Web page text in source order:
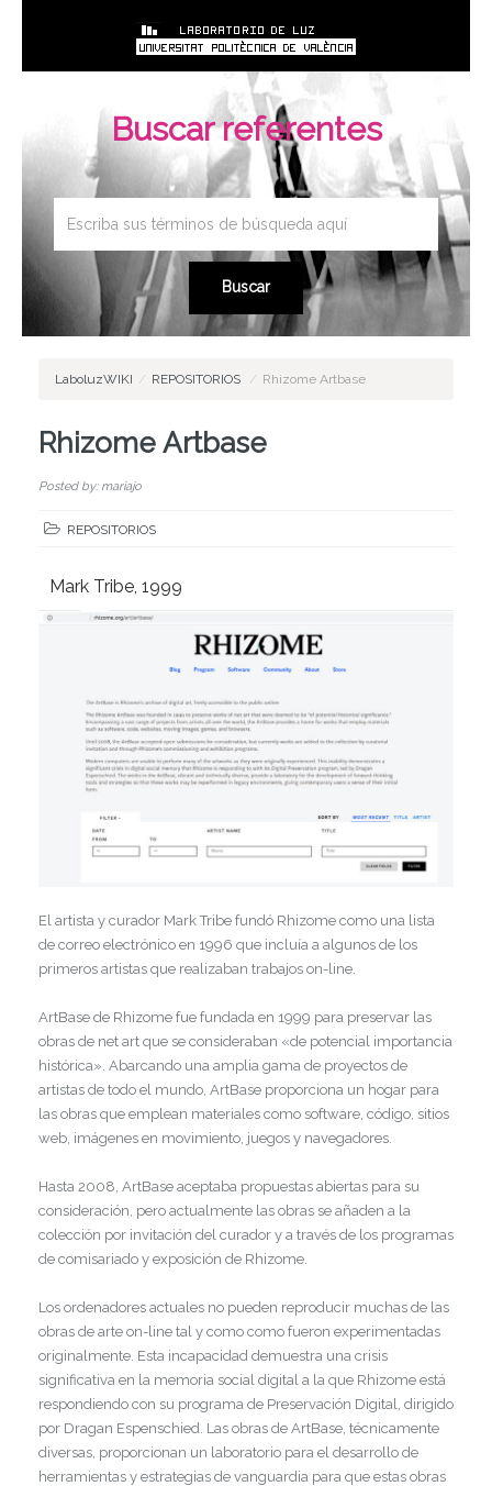
Buscar referentes
LaboluzWIKI / REPOSITORIOS / Rhizome Artbase
Rhizome Artbase
Posted by: mariajo
REPOSITORIOS
Mark Tribe, 1999
El artista y curador Mark Tribe fundó Rhizome como una lista
de correo electrónico en 1996 que incluía a algunos de los
primeros artistas que realizaban trabajos on-line.
ArtBase de Rhizome fue fundada en 1999 para preservar las
obras de net art que se consideraban «de potencial importancia
histórica». Abarcando una amplia gama de proyectos de
artistas de todo el mundo, ArtBase proporciona un hogar para
las obras que emplean materiales como software, código, sitios
web, imágenes en movimiento, juegos y navegadores.
Hasta 2008, ArtBase aceptaba propuestas abiertas para su
consideración, pero actualmente las obras se añaden a la
colección por invitación del curador y a través de los programas
de comisariado y exposición de Rhizome.
Los ordenadores actuales no pueden reproducir muchas de las
obras de arte on-line tal y como como fueron experimentadas
originalmente. Esta incapacidad demuestra una crisis
significativa en la memoria social digital a la que Rhizome está
respondiendo con su programa de Preservación Digital, dirigido
por Dragan Espenschied. Las obras de ArtBase, técnicamente
diversas, proporcionan un laboratorio para el desarrollo de
herramientas y estrategias de vanguardia para que estas obras